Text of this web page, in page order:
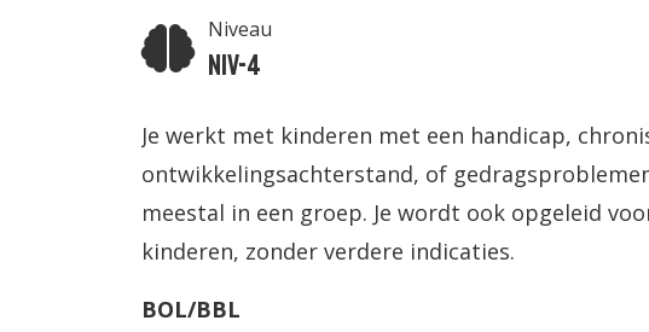
Niveau
Niv-4
Je werkt met kinderen met een handicap,
ontwikkelingsachterstand, of
meestal in een groep. Je wordt ook opgeleid
kinderen, zonder verdere indicaties.
BOL/BBL